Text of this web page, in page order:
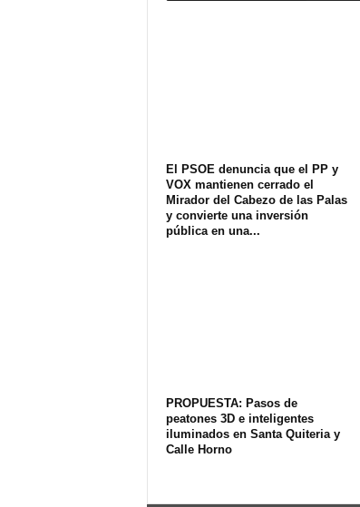
El PSOE denuncia que el PP y
VOX mantienen cerrado el
Mirador del Cabezo de las Palas
y convierte una inversión
pública en una...
PROPUESTA: Pasos de
peatones 3D e inteligentes
iluminados en Santa Quiteria y
Calle Horno